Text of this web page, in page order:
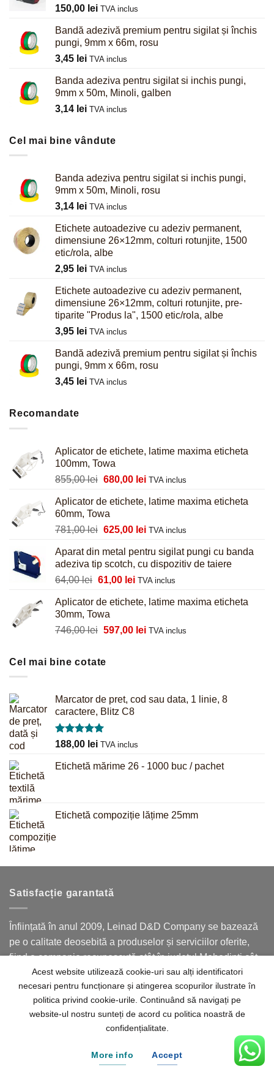
150,00 lei TVA inclus
Bandă adezivă premium pentru sigilat și închis
pungi, 9mm x 66m, rosu
3,45 lei TVA inclus
Banda adeziva pentru sigilat si inchis pungi,
9mm x 50m, Minoli, galben
3,14 lei TVA inclus
Cel mai bine vândute
Banda adeziva pentru sigilat si inchis pungi,
9mm x 50m, Minoli, rosu
3,14 lei TVA inclus
Etichete autoadezive cu adeziv permanent,
dimensiune 26×12mm, colturi rotunjite, 1500
etic/rola, albe
2,95 lei TVA inclus
Etichete autoadezive cu adeziv permanent,
dimensiune 26×12mm, colturi rotunjite, pre-
tiparite "Produs la", 1500 etic/rola, albe
3,95 lei TVA inclus
Bandă adezivă premium pentru sigilat și închis
pungi, 9mm x 66m, rosu
3,45 lei TVA inclus
Recomandate
Aplicator de etichete, latime maxima eticheta
100mm, Towa
855,00lei Prețul
a
fost:
855,00 lei.
680,00 leiPrețul
este:
TVA inclus
Aplicator de etichete, latime maxima eticheta
60mm, Towa
781,00lei Prețul
a
fost:
781,00 lei.
625,00 leiPrețul
este:
625,00 lei.
TVA inclus
Aparat din metal pentru sigilat pungi cu banda
adeziva tip scotch, cu dispozitiv de taiere
64,00lei Prețul
a
fost:
64,00 lei.
61,00 leiPrețul
este:
TVA inclus
Aplicator de etichete, latime maxima eticheta
30mm, Towa
746,00lei Prețul
fost:
597,00 leiPrețul
TVA inclus
Cel mai bine cotate
Marcator de pret, cod sau data, 1 linie, 8
caractere, Blitz C8
Evaluat la
188,00 lei TVA inclus
Etichetă mărime 26 - 1000 buc / pachet
Etichetă compoziție lățime 25mm
Satisfacție garantată
Înființată în anul 2009, Leinad D&D Company se bazează
pe o calitate deosebită a produselor și serviciilor oferite,
fiind o companie recunoscută atât în județul Mehedinți cât
și în județele limitrofe.
Politica de confidențialitate
© 2026Leinad D&D Company
Acest website utilizează cookie-uri sau alți identificatori
necesari pentru funcționare și atingerea scopurilor ilustrate în
politica privind cookie-urile. Continuând să navigați pe
website-ul nostru sunteți de acord cu politica noastră de
confidențialitate.
More info Accept